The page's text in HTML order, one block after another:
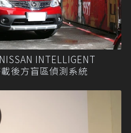
INTELLIGENT
後方盲區偵測系統